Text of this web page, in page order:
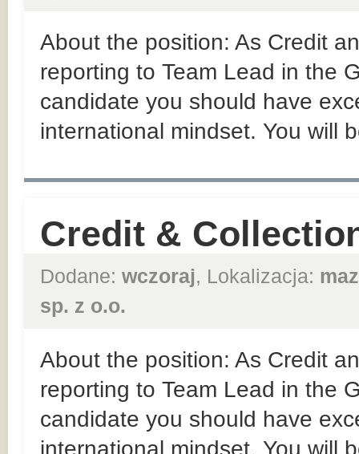
About the position: As Credit
reporting to Team Lead in the
candidate you should have
international mindset. You will
Credit &
Dodane: wczoraj, Lokalizacja:
sp. z o.o.
About the position: As Credit
reporting to Team Lead in the
candidate you should have
international mindset. You will